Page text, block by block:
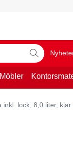
Möbler
inkl. lock, 8,0 liter, klar